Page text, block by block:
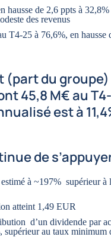
hausse de 2,6 ppts à
des revenus
T4-25 à 76,6%, en
(part du groupe)
45,8 M€ au
est à
de
à ~197% supérieur à
atteint 1,49 EUR
d’un dividende par
supérieur au taux minimum